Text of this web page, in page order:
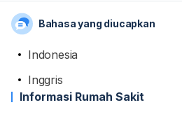
Bahasa yang diucapkan
Indonesia
Inggris
Informasi Rumah Sakit